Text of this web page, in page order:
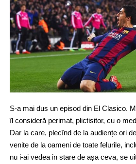
S-a mai dus un episod din El Clasico.
îl consideră perimat, plictisitor, cu o
Dar la care, plecînd de la audiențe ori
venite de la oameni de toate felurile,
nu i-ai vedea in stare de așa ceva, se